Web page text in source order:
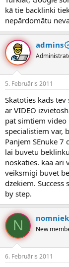
kā tie backlinki
nepārdomātu
admins
5. Februāris 2011
Skatoties kads
ar VIDEO
pat simtiem video
specialistiem var,
Panjem SEnuke
lai buvetu
noskaties. kaa
veiksmigi buvet
dzekiem.
by step.
N New
6. Februāris 2011